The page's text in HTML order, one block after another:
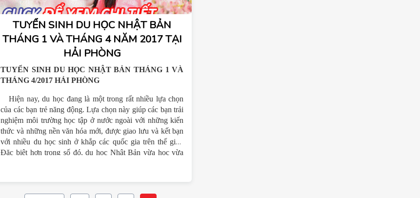
TUYỂN SINH DU HỌC NHẬT BẢN
THÁNG 1 VÀ THÁNG 4 NĂM 2017 TẠI
HẢI PHÒNG
TUYỂN SINH DU HỌC NHẬT BẢN THÁNG 1 VÀ
THÁNG 4/2017 HẢI PHÒNG
Hiện nay, du học đang là một trong rất nhiều lựa chọn
của các bạn trẻ năng động. Lựa chọn này giúp các bạn trải
nghiệm môi trường học tập ở nước ngoài với những kiến
thức và những nền văn hóa mới, được giao lưu và kết bạn
với nhiều du học sinh ở khắp các quốc gia trên thế giới.
Đặc biệt hơn trong số đó, du học Nhật Bản vừa học vừa
bạn cũng sẽ cảm thấy mình trưởng thành hơn khi tự tồn tại
bằng chính năng lực của mình. Không chỉ vậy, con người